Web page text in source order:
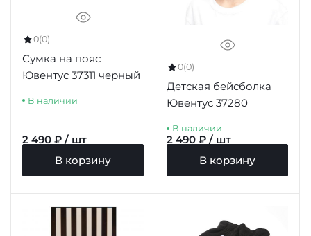
0(0)
Сумка на пояс
Ювентус 37311 черный
В наличии
2 490 ₽ / шт
В корзину
0(0)
Детская бейсболка
Ювентус 37280
В наличии
2 490 ₽ / шт
В корзину